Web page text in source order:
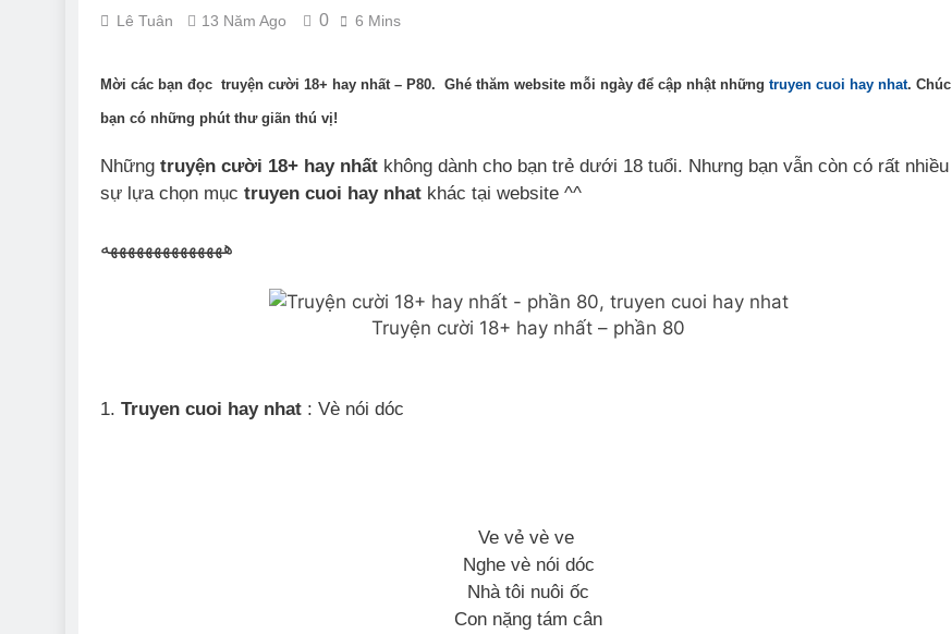
7 Năm Ago
Lê Tuân 13 Năm Ago 0 6 Mins
Mời các bạn đọc truyện cười 18+ hay nhất – P80. Ghé thăm website mỗi ngày để cập nhật những truyen cuoi hay nhat. Chúc
bạn có những phút thư giãn thú vị!
Những truyện cười 18+ hay nhất không dành cho bạn trẻ dưới 18 tuổi. Nhưng bạn vẫn còn có rất nhiều
sự lựa chọn mục truyen cuoi hay nhat khác tại website ^^
ههههههههههههههه
Truyện cười 18+ hay nhất – phần 80
1. Truyen cuoi hay nhat : Vè nói dóc
Ve vẻ vè ve
Nghe vè nói dóc
Nhà tôi nuôi ốc
Con nặng tám cân